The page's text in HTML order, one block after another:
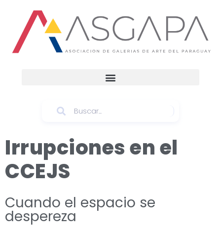
Irrupciones en el
CCEJS
Cuando el espacio se
despereza